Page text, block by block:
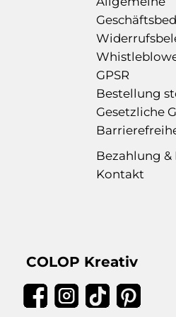
GPSR
Bestellung
Gesetzliche
Bezahlung
Kontakt
COLOP Kreativ